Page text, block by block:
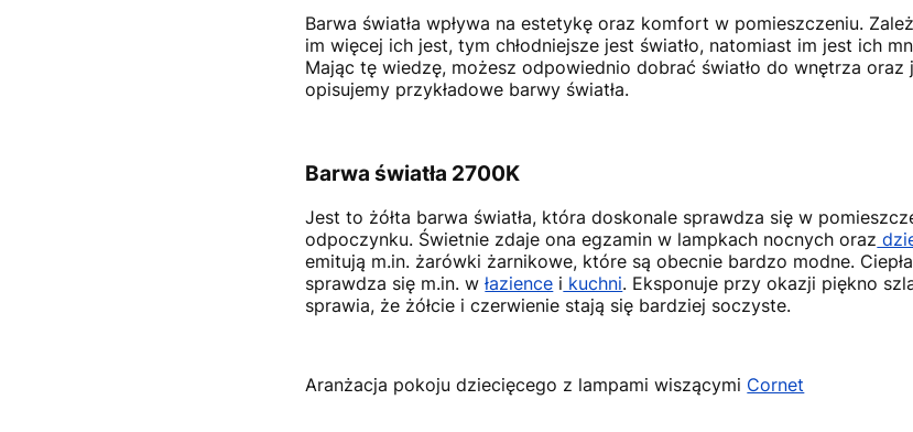
Barwa światła wpływa na estetykę oraz komfort w pomieszczeniu.
im więcej ich jest, tym chłodniejsze jest światło, natomiast im jest ich
Mając tę wiedzę, możesz odpowiednio dobrać światło do wnętrza
opisujemy przykładowe barwy światła.
Barwa światła 2700K
Jest to żółta barwa światła, która doskonale sprawdza się w
odpoczynku. Świetnie zdaje ona egzamin w lampkach nocnych oraz
emitują m.in. żarówki żarnikowe, które są obecnie bardzo modne.
sprawdza się m.in. włazience i kuchni. Eksponuje przy okazji piękno
sprawia, że żółcie i czerwienie stają się bardziej soczyste.
Aranżacja pokoju dziecięcego z lampami wiszącymi Cornet